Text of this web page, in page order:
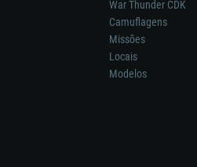
War Thunder CDK
Camuflagens
Missões
Locais
Modelos